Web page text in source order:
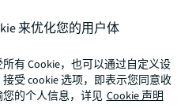
响。以广东省为例， 1-
消费品零售总额3.73万
仅为2.4%。由于消费
整体而言，全年华南非
场需求亦有小幅波动。
来优化您的用户体
有 Cookie，也可以通过自定义设
受 cookie 选项，即表示您同意收
的个人信息，详见 Cookie 声明